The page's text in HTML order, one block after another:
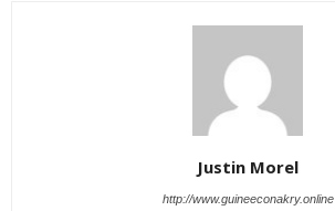
Justin Morel
http://www.guineeconakry.online